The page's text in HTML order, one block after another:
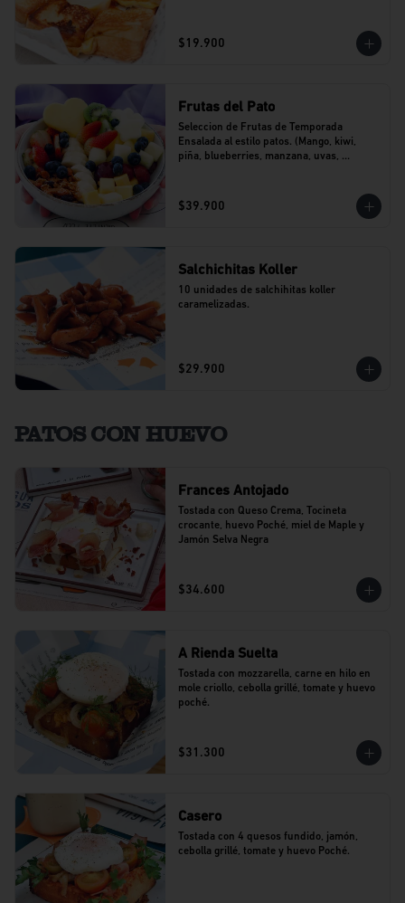
$19.900
Frutas del Pato
Seleccion de Frutas de Temporada
Ensalada al estilo patos. (Mango, kiwi,
piña, blueberries, manzana, uvas,
$39.900
Salchichitas Koller
10 unidades de salchihitas koller
caramelizadas.
$29.900
PATOS CON HUEVO
Frances Antojado
Tostada con Queso Crema, Tocineta
crocante, huevo Poché, miel de Maple y
Jamón Selva Negra
$34.600
A Rienda Suelta
Tostada con mozzarella, carne en hilo en
mole criollo, cebolla grillé, tomate y huevo
poché.
$31.300
Casero
Tostada con 4 quesos fundido, jamón,
cebolla grillé, tomate y huevo Poché.